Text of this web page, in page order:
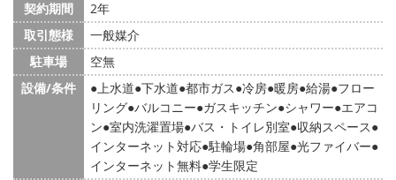
契約期間
2年
取引態様
一般媒介
駐車場
空無
設備/条件
上水道 下水道 都市ガス 冷房 暖房 給湯 フロー
リング バルコニー ガスキッチン シャワー エアコ
ン 室内洗濯置場 バス・トイレ別室 収納スペース
インターネット対応 駐輪場 角部屋 光ファイバー
インターネット無料 学生限定